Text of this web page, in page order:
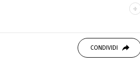
passione per i cartoni (della pizza
CONDIVIDI